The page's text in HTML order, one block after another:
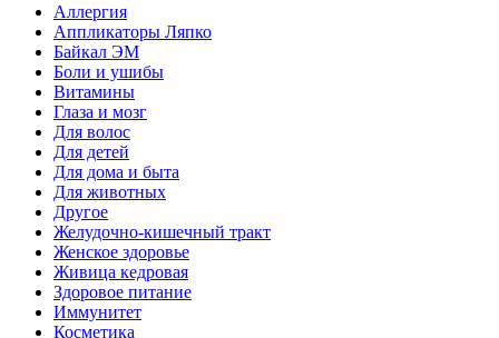
Аллергия
Аппликаторы Ляпко
Байкал ЭМ
Боли и ушибы
Витамины
Глаза и мозг
Для волос
Для детей
Для дома и быта
Для животных
Другое
Желудочно-кишечный тракт
Женское здоровье
Живица кедровая
Здоровое питание
Иммунитет
Косметика